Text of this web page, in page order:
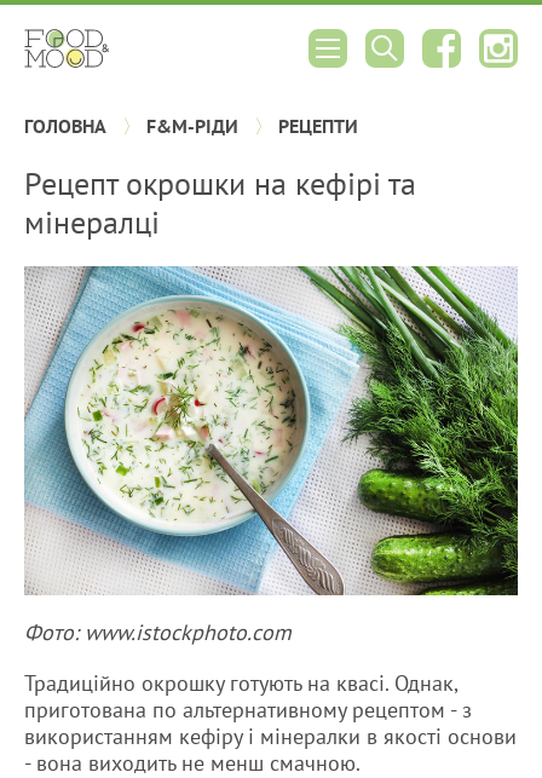
ГОЛОВНА F&M-РІДИ РЕЦЕПТИ
Рецепт окрошки на кефірі та
мінералці
Фото: www.istockphoto.com
Традиційно окрошку готують на квасі. Однак,
приготована по альтернативному рецептом - з
використанням кефіру і мінералки в якості основи
- вона виходить не менш смачною.